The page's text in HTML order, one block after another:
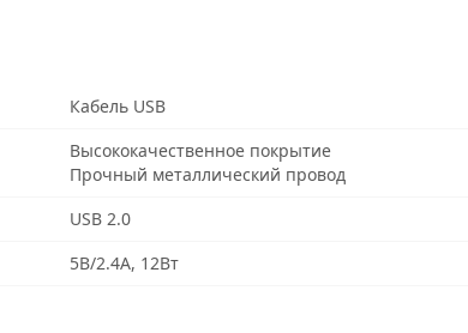
Кабель USB
Высококачественное покрытие
Прочный металлический провод
USB 2.0
5В/2.4А, 12Вт